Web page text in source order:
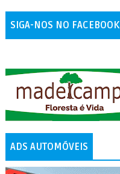
SIGA-NOS NO FACEBOOK
ADS AUTOMÓVEIS